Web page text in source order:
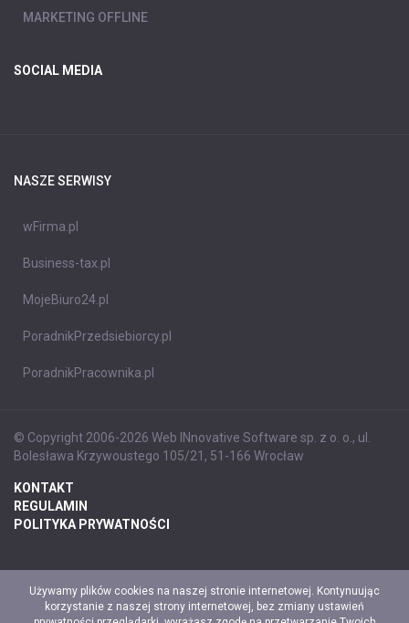
MARKETING OFFLINE
SOCIAL MEDIA
NASZE SERWISY
wFirma.pl
Business-tax.pl
MojeBiuro24.pl
PoradnikPrzedsiebiorcy.pl
PoradnikPracownika.pl
© Copyright 2006-2026 Web INnovative Software sp. z o. o., ul.
Bolesława Krzywoustego 105/21, 51-166 Wrocław
KONTAKT
REGULAMIN
POLITYKA PRYWATNOŚCI
Używamy plików cookies na naszej stronie internetowej. Kontynuując
korzystanie z naszej strony internetowej, bez zmiany ustawień